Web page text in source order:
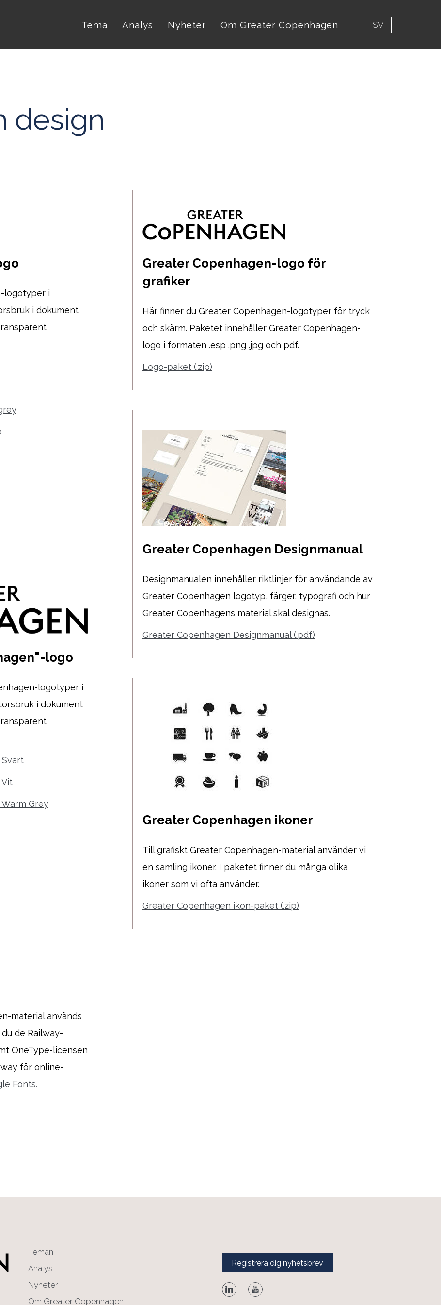
Tema Analys Nyheter Om Greater Copenhagen SV
design
logotyper i
i dokument
logo
logotyper i
i dokument
Grey
material används
de Railway-
OneType-licensen
för online-
Fonts.
Greater Copenhagen-logo för
grafiker
Här finner du Greater Copenhagen-logotyper för tryck
och skärm. Paketet innehåller Greater Copenhagen-
logo i formaten .esp .png .jpg och pdf.
Logo-paket (.zip)
Greater Copenhagen Designmanual
Designmanualen innehåller riktlinjer för användande av
Greater Copenhagen logotyp, färger, typografi och hur
Greater Copenhagens material skal designas.
Greater Copenhagen Designmanual (.pdf)
Greater Copenhagen ikoner
Till grafiskt Greater Copenhagen-material använder vi
en samling ikoner. I paketet finner du många olika
ikoner som vi ofta använder.
Greater Copenhagen ikon-paket (.zip)
Teman
Analys
Nyheter
Om Greater Copenhagen
Registrera dig nyhetsbrev